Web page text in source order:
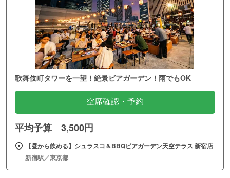
歌舞伎町タワーを一望！絶景ビアガーデン！雨でもOK
空席確認・予約
平均予算 3,500円
【昼から飲める】シュラスコ＆BBQビアガーデン天空テラス 新宿店
新宿駅／東京都